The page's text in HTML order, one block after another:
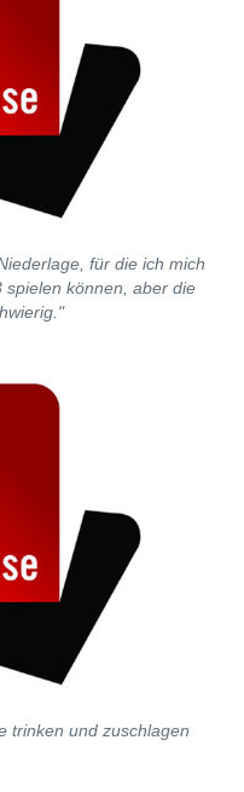
für die ich mich
können, aber die
trinken und zuschlagen